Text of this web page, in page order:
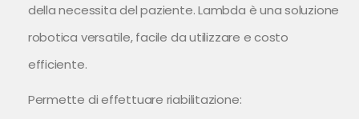
della necessita del paziente. Lambda è una soluzione
robotica versatile, facile da utilizzare e costo
efficiente.
Permette di effettuare riabilitazione: